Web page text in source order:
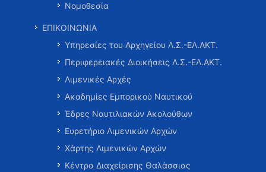
Νομοθεσία
ΕΠΙΚΟΙΝΩΝΙΑ
Υπηρεσίες του Αρχηγείου Λ.Σ.-ΕΛ.ΑΚΤ.
Περιφερειακές Διοικήσεις Λ.Σ.-ΕΛ.ΑΚΤ.
Λιμενικές Αρχές
Ακαδημίες Εμπορικού Ναυτικού
Έδρες Ναυτιλιακών Ακολούθων
Ευρετήριο Λιμενικών Αρχών
Χάρτης Λιμενικών Αρχών
Κέντρα Διαχείρισης Θαλάσσιας